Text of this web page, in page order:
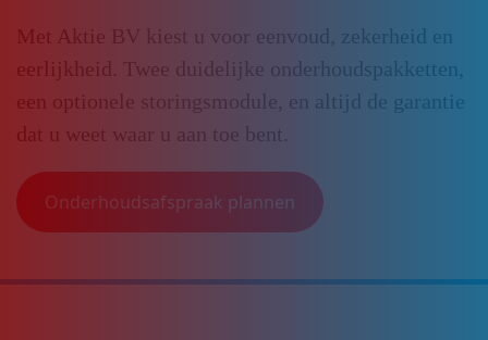
Met Aktie BV kiest u voor eenvoud, zekerheid en
eerlijkheid. Twee duidelijke onderhoudspakketten,
een optionele storingsmodule, en altijd de garantie
dat u weet waar u aan toe bent.
Onderhoudsafspraak plannen